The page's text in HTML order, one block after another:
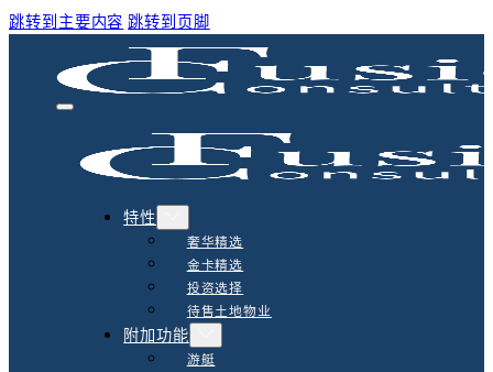
跳转到主要内容 跳转到页脚
特性
奢华精选
金卡精选
投资选择
待售土地物业
附加功能
游艇